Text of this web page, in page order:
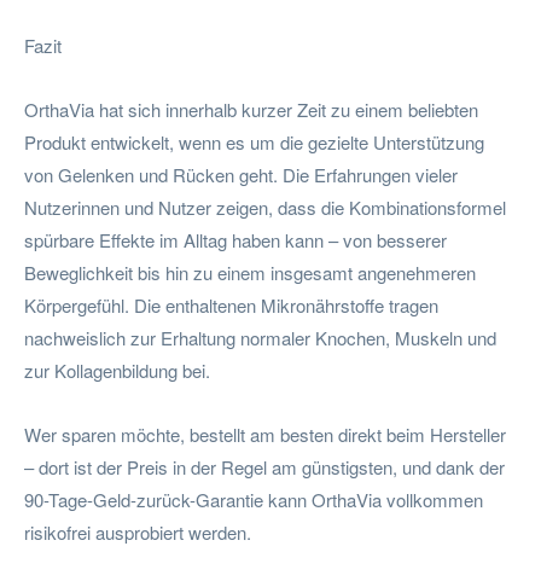
Fazit
OrthaVia hat sich innerhalb kurzer Zeit zu einem beliebten
Produkt entwickelt, wenn es um die gezielte Unterstützung
von Gelenken und Rücken geht. Die Erfahrungen vieler
Nutzerinnen und Nutzer zeigen, dass die Kombinationsformel
spürbare Effekte im Alltag haben kann – von besserer
Beweglichkeit bis hin zu einem insgesamt angenehmeren
Körpergefühl. Die enthaltenen Mikronährstoffe tragen
nachweislich zur Erhaltung normaler Knochen, Muskeln und
zur Kollagenbildung bei.
Wer sparen möchte, bestellt am besten direkt beim Hersteller
– dort ist der Preis in der Regel am günstigsten, und dank der
90-Tage-Geld-zurück-Garantie kann OrthaVia vollkommen
risikofrei ausprobiert werden.